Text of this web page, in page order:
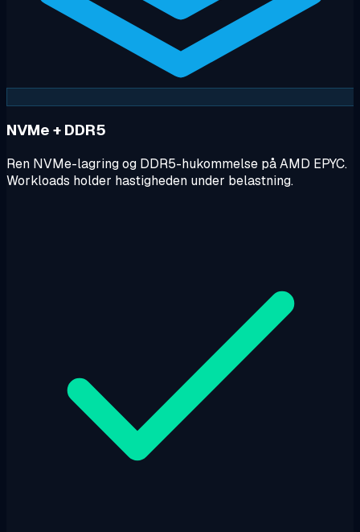
NVMe + DDR5
Ren NVMe-lagring og DDR5-hukommelse på AMD EPYC.
Workloads holder hastigheden under belastning.